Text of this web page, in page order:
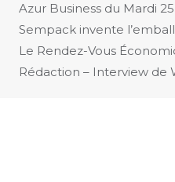
Azur Business du Mardi
Sempack invente
Le Rendez-Vous
Rédaction – Interview de